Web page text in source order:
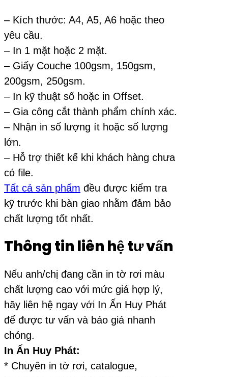
– Kích thước: A4, A5, A6 hoặc theo
yêu cầu.
– In 1 mặt hoặc 2 mặt.
– Giấy Couche 100gsm, 150gsm,
200gsm, 250gsm.
– In kỹ thuật số hoặc in Offset.
– Gia công cắt thành phẩm chính xác.
– Nhận in số lượng ít hoặc số lượng
lớn.
– Hỗ trợ thiết kế khi khách hàng chưa
có file.
Tất cả sản phẩm đều được kiểm tra
kỹ trước khi bàn giao nhằm đảm bảo
chất lượng tốt nhất.
Thông tin liên hệ tư vấn
Nếu anh/chị đang cần in tờ rơi màu
chất lượng cao với mức giá hợp lý,
hãy liên hệ ngay với In Ấn Huy Phát
để được tư vấn và báo giá nhanh
chóng.
In Ấn Huy Phát:
* Chuyên in tờ rơi, catalogue,